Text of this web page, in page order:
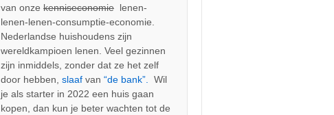
van onzekenniseconomie lenen-
lenen-lenen-consumptie-economie.
Nederlandse huishoudens zijn
wereldkampioen lenen. Veel gezinnen
zijn inmiddels, zonder dat ze het zelf
door hebben,slaaf van“de bank”. Wil
je als starter in 2022 een huis gaan
kopen, dan kun je beter wachten tot de